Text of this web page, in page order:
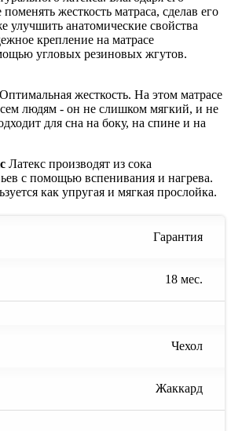
жесткость матраса, сделав его
улучшить анатомические свойства
крепление на матрасе
угловых резиновых жгутов.
Оптимальная жесткость. На этом матрасе
людям - он не слишком мягкий, и не
для сна на боку, на спине и на
Латекс производят из сока
с помощью вспенивания и нагрева.
как упругая и мягкая прослойка.
Гарантия
18 мес.
Чехол
Жаккард